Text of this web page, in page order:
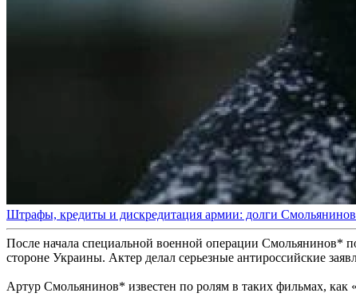
Штрафы, кредиты и дискредитация армии: долги
После начала специальной военной операции Смольянинов*
стороне Украины. Актер делал серьезные антироссийские
Артур Смольянинов* известен по ролям в таких фильмах, как